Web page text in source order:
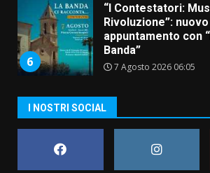
6
“I Contestatori:
Rivoluzione”: nuovo
appuntamento con
Banda”
7 Agosto 2026 06:05
amarezza per
campionato di
7 Agosto 2026 06:00
I NOSTRI SOCIAL